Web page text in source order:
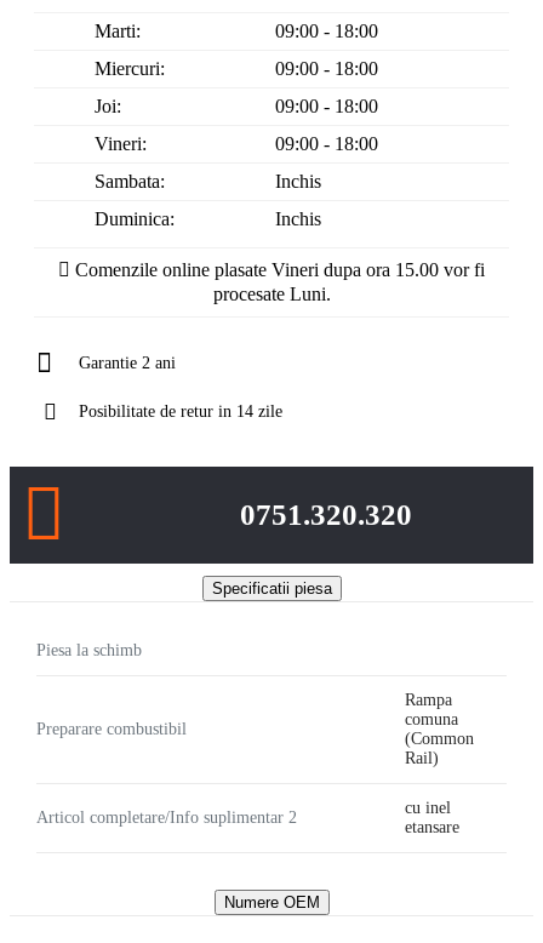
Marti:
09:00 - 18:00
Miercuri:
09:00 - 18:00
Joi:
09:00 - 18:00
Vineri:
09:00 - 18:00
Sambata:
Inchis
Duminica:
Inchis
Comenzile online plasate Vineri dupa ora 15.00 vor fi
procesate Luni.
Garantie 2 ani
Posibilitate de retur in 14 zile
0751.320.320
Specificatii piesa
Piesa la schimb
Preparare combustibil
Rampa
comuna
(Common
Rail)
Articol completare/Info suplimentar 2
cu inel
etansare
Numere OEM